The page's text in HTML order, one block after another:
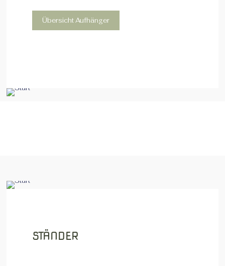
Übersicht Aufhänger
STÄNDER